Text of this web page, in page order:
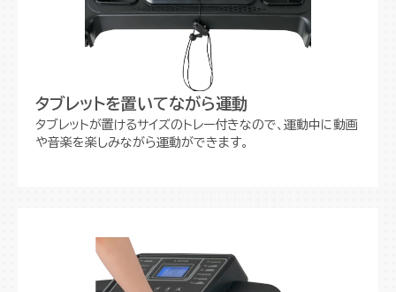
タブレットを置いてながら運動
タブレットが置けるサイズのトレー付きなので、運動中に動画
や音楽を楽しみながら運動ができます。